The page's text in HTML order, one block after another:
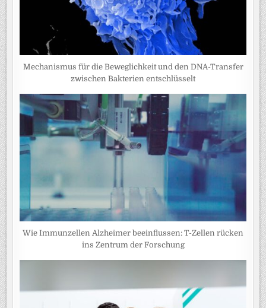
Mechanismus für die Beweglichkeit und den DNA-Transfer
zwischen Bakterien entschlüsselt
Wie Immunzellen Alzheimer beeinflussen: T-Zellen rücken
ins Zentrum der Forschung